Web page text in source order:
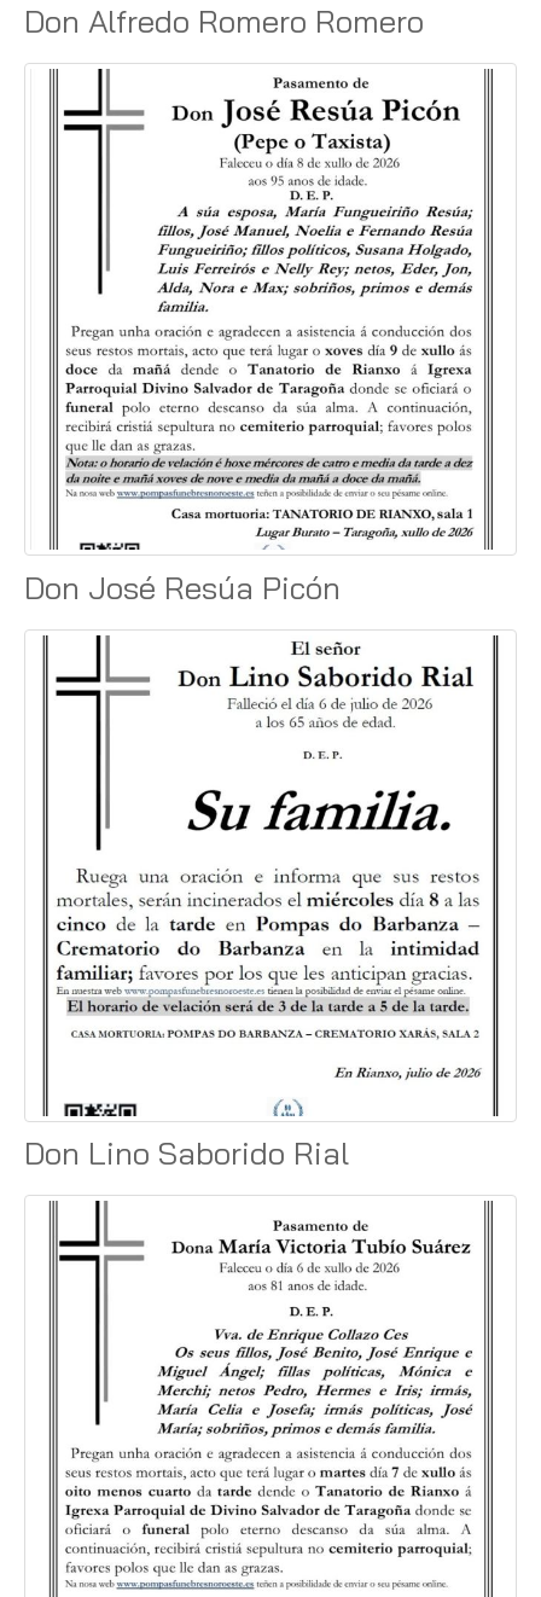
Don Alfredo Romero Romero
Don José Resúa Picón
Don Lino Saborido Rial